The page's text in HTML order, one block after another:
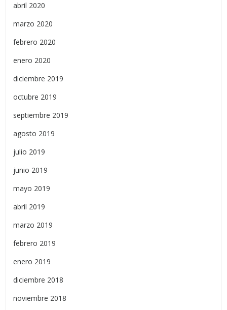
abril 2020
marzo 2020
febrero 2020
enero 2020
diciembre 2019
octubre 2019
septiembre 2019
agosto 2019
julio 2019
junio 2019
mayo 2019
abril 2019
marzo 2019
febrero 2019
enero 2019
diciembre 2018
noviembre 2018